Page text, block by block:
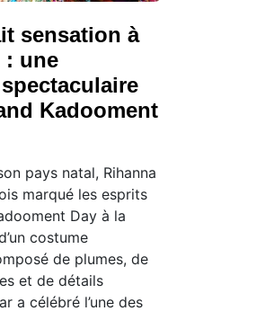
sensation à
: une
Kadooment
pays natal, Rihanna
marqué les esprits
Day à la
costume
de plumes, de
et de détails
a célébré l’une des